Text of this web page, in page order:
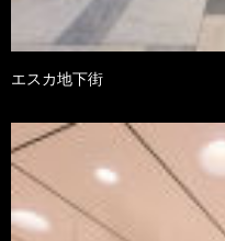
エスカ地下街